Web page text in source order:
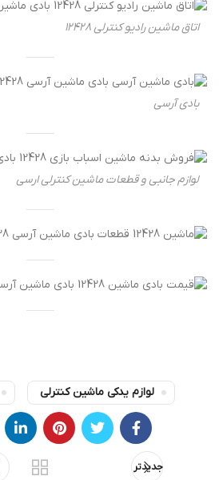
اتاق ماشین رادیو کنترلی 12428
بادی آرسی
لوازم جانبی و قطعات ماشین کنترلی ارسی
لوازم یدکی ماشین کنترلی
جدیدتر